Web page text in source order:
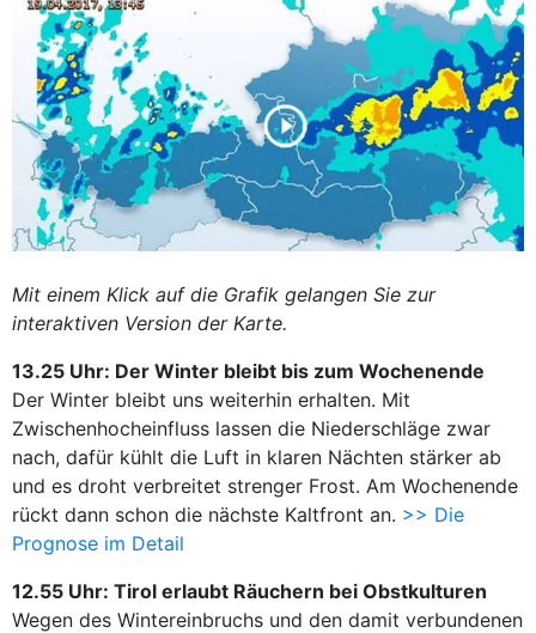
Mit einem Klick auf die Grafik gelangen Sie zur
interaktiven Version der Karte.
13.25 Uhr: Der Winter bleibt bis zum Wochenende
Der Winter bleibt uns weiterhin erhalten. Mit
Zwischenhocheinfluss lassen die Niederschläge zwar
nach, dafür kühlt die Luft in klaren Nächten stärker ab
und es droht verbreitet strenger Frost. Am Wochenende
rückt dann schon die nächste Kaltfront an. >> Die
Prognose im Detail
12.55 Uhr: Tirol erlaubt Räuchern bei Obstkulturen
Wegen des Wintereinbruchs und den damit verbundenen